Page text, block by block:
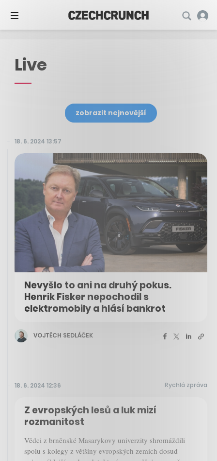
Live
zobrazit nejnovější
18. 6. 2024 13:57
Nevyšlo to ani na druhý pokus.
Henrik Fisker nepochodil s
elektromobily a hlásí bankrot
VOJTĚCH SEDLÁČEK
18. 6. 2024 12:36 Rychlá zpráva
Z evropských lesů a luk mizí
rozmanitost
Vědci z brněnské Masarykovy univerzity shromáždili
spolu s kolegy z většiny evropských zemích dosud